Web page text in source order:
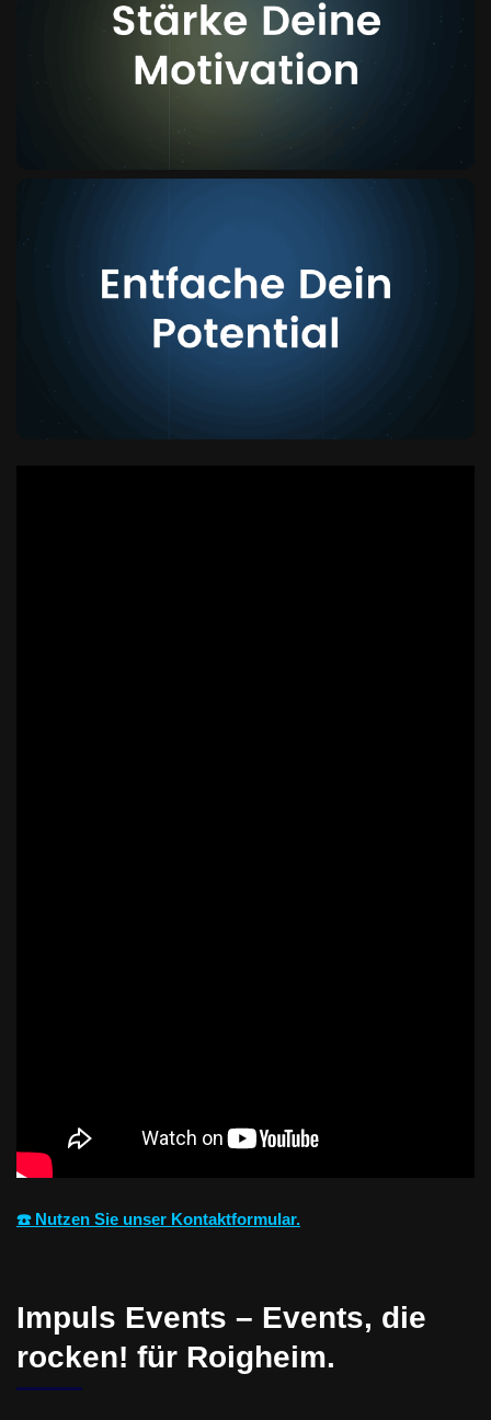
☎️ Nutzen Sie unser Kontaktformular.
Impuls Events – Events, die
rocken! für Roigheim.